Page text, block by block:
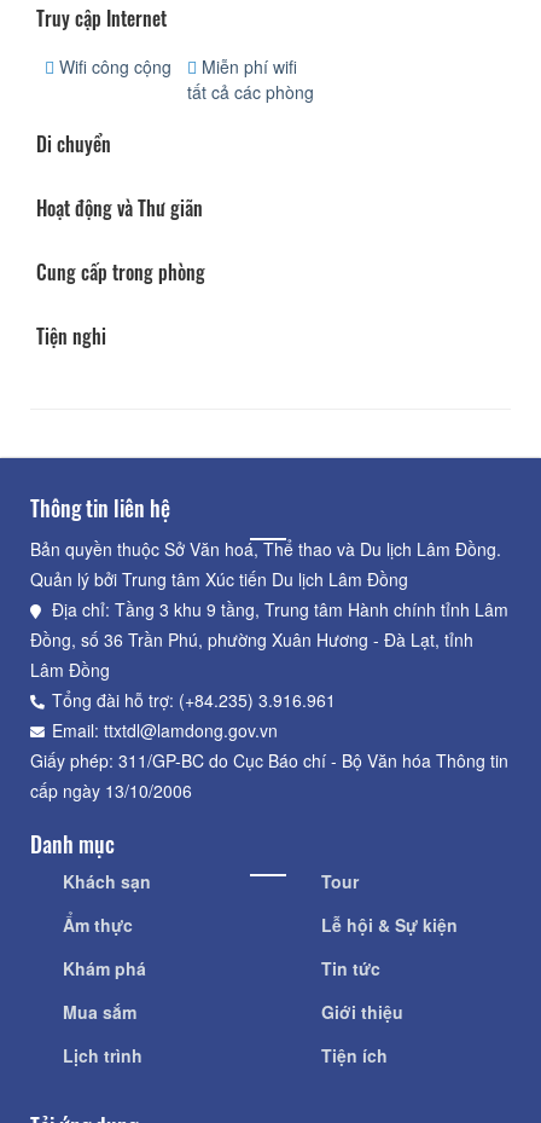
Truy cập Internet
Wifi công cộng
Miễn phí wifi
tất cả các phòng
Di chuyển
Hoạt động và Thư giãn
Cung cấp trong phòng
Tiện nghi
Thông tin liên hệ
Bản quyền thuộc Sở Văn hoá, Thể thao và Du lịch Lâm Đồng.
Quản lý bởi Trung tâm Xúc tiến Du lịch Lâm Đồng
Địa chỉ: Tầng 3 khu 9 tầng, Trung tâm Hành chính tỉnh Lâm
Đồng, số 36 Trần Phú, phường Xuân Hương - Đà Lạt, tỉnh
Lâm Đồng
Tổng đài hỗ trợ: (+84.235) 3.916.961
Email: ttxtdl@lamdong.gov.vn
Giấy phép: 311/GP-BC do Cục Báo chí - Bộ Văn hóa Thông tin
cấp ngày 13/10/2006
Danh mục
Khách sạn
Ẩm thực
Khám phá
Mua sắm
Lịch trình
Tour
Lễ hội & Sự kiện
Tin tức
Giới thiệu
Tiện ích